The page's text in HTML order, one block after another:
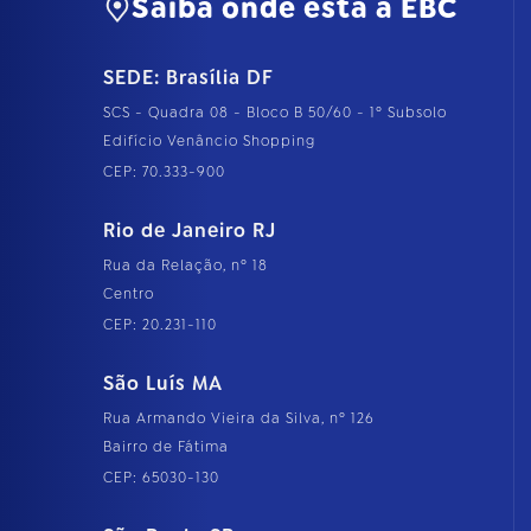
Saiba onde está a EBC
SEDE: Brasília DF
SCS - Quadra 08 - Bloco B 50/60 - 1º Subsolo
Edifício Venâncio Shopping
CEP: 70.333-900
Rio de Janeiro RJ
Rua da Relação, nº 18
Centro
CEP: 20.231-110
São Luís MA
Rua Armando Vieira da Silva, nº 126
Bairro de Fátima
CEP: 65030-130